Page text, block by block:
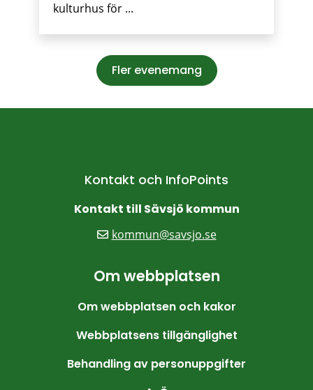
kulturhus för ...
Fler evenemang
Kontakt och InfoPoints
Kontakt till Sävsjö kommun
kommun@savsjo.se
Om webbplatsen
Om webbplatsen och kakor
Webbplatsens tillgänglighet
Behandling av personuppgifter